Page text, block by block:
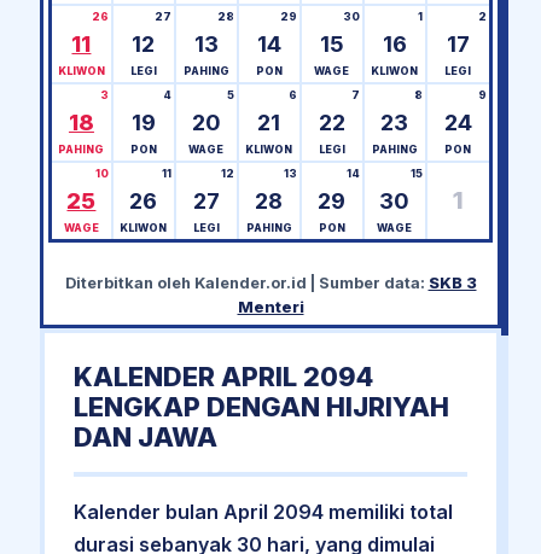
11
26
KLIWON
12
27
LEGI
13
28
PAHING
14
29
PON
15
30
WAGE
16
1
KLIWON
17
2
LEGI
18
3
PAHING
19
4
PON
20
5
WAGE
21
6
KLIWON
22
7
LEGI
23
8
PAHING
24
9
PON
25
10
WAGE
26
11
KLIWON
27
12
LEGI
28
13
PAHING
29
14
PON
30
15
WAGE
1
Diterbitkan oleh Kalender.or.id | Sumber data: SKB 3
Menteri
KALENDER APRIL 2094
LENGKAP DENGAN HIJRIYAH
DAN JAWA
Kalender bulan April 2094 memiliki total
durasi sebanyak 30 hari, yang dimulai